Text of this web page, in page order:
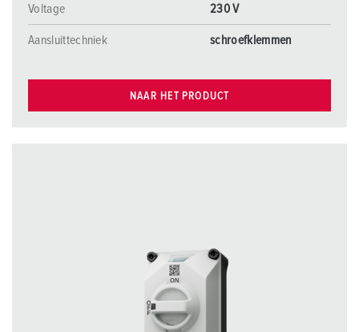
Voltage 230 V
Aansluittechniek schroefklemmen
NAAR HET PRODUCT